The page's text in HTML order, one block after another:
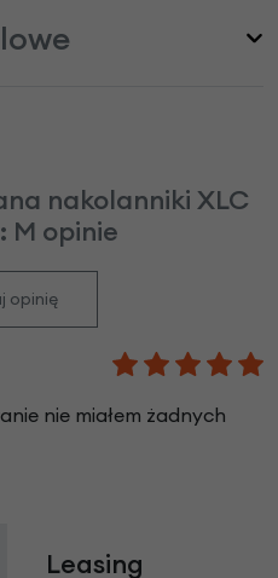
nakolanniki XLC
M opinie
opinię
nie miałem żadnych
Leasing